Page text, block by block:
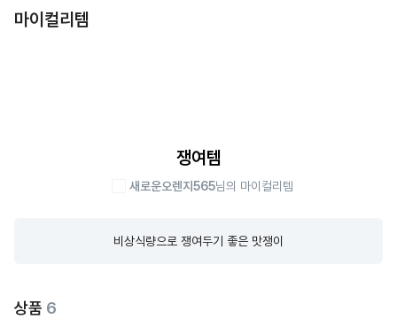
마이컬리템
쟁여템
새로운오렌지565님의 마이컬리템
비상식량으로 쟁여두기 좋은 맛쟁이
상품 6